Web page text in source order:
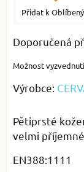
Přidat k
Výrobce:
Pětiprsté
velmi
EN388:1111